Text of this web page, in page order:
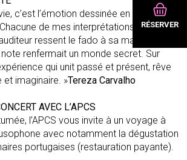
RÉSERVER
c’est l’émotion dessinée en notes, en
de mes interprétations est
ressent le fado à sa manière,
renfermait un monde secret. Sur
qui unit passé et présent, rêve
imaginaire. »Tereza Carvalho
AVEC L’APCS
l’APCS vous invite à un voyage à
avec notamment la dégustation
portugaises (restauration payante).